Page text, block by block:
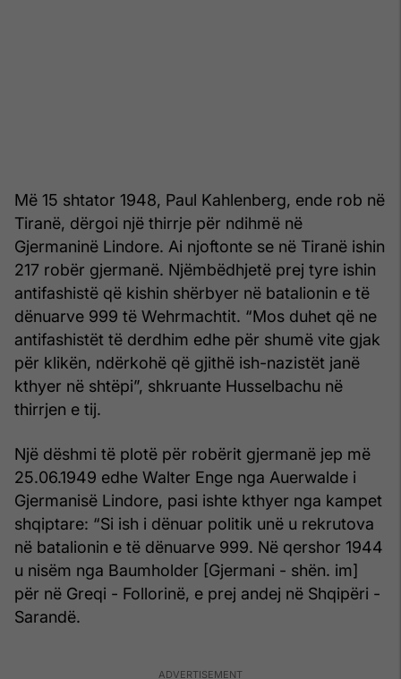
Më 15 shtator 1948, Paul Kahlenberg, ende rob në
Tiranë, dërgoi një thirrje për ndihmë në
Gjermaninë Lindore. Ai njoftonte se në Tiranë ishin
217 robër gjermanë. Njëmbëdhjetë prej tyre ishin
antifashistë që kishin shërbyer në batalionin e të
dënuarve 999 të Wehrmachtit. “Mos duhet që ne
antifashistët të derdhim edhe për shumë vite gjak
për klikën, ndërkohë që gjithë ish-nazistët janë
kthyer në shtëpi”, shkruante Husselbachu në
thirrjen e tij.
Një dëshmi të plotë për robërit gjermanë jep më
25.06.1949 edhe Walter Enge nga Auerwalde i
Gjermanisë Lindore, pasi ishte kthyer nga kampet
shqiptare: “Si ish i dënuar politik unë u rekrutova
në batalionin e të dënuarve 999. Në qershor 1944
u nisëm nga Baumholder [Gjermani - shën. im]
për në Greqi - Follorinë, e prej andej në Shqipëri -
Sarandë.